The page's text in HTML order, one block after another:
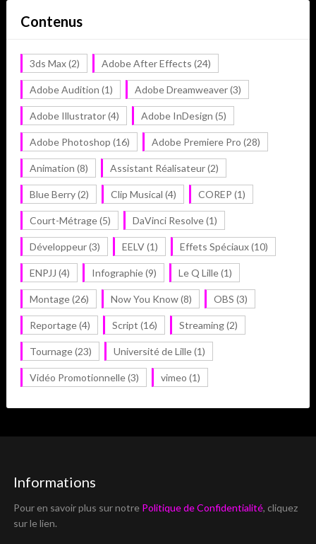
Contenus
3ds Max(2) Adobe After Effects (24)
Adobe Audition (1) Adobe Dreamweaver(3)
Adobe Illustrator(4) Adobe InDesign (5)
Adobe Photoshop (16) Adobe Premiere Pro (28)
Animation (8) Assistant Réalisateur(2)
Blue Berry(2) Clip Musical (4) COREP (1)
Court-Métrage(5) DaVinci Resolve(1)
Développeur(3) EELV(1) Effets Spéciaux(10)
ENPJJ (4) Infographie(9) Le Q Lille(1)
Montage(26) Now You Know(8) OBS (3)
Reportage(4) Script (16) Streaming(2)
Tournage(23) Université de Lille(1)
Vidéo Promotionnelle(3) vimeo (1)
Informations
Pour en savoir plus sur notre Politique de Confidentialité, cliquez
sur le lien.